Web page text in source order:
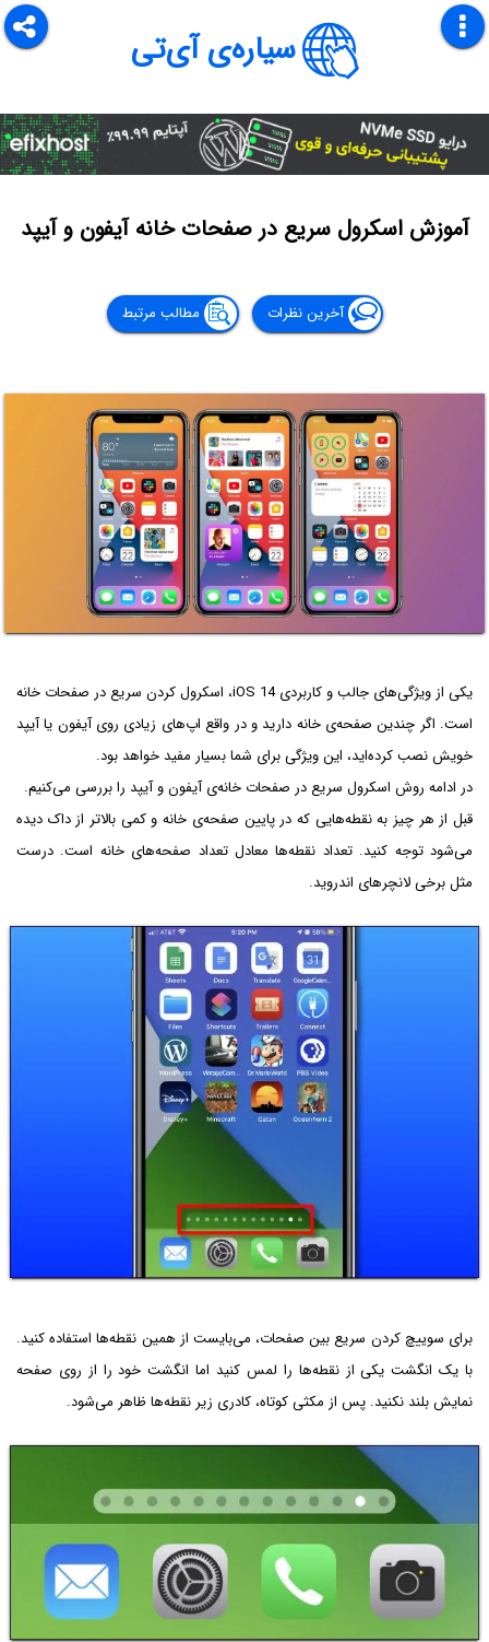
سیاره‌ی آی‌تی
آموزش اسکرول سریع در صفحات خانه آیفون و آیپد
آخرین نظرات مطالب مرتبط
یکی از ویژگی‌های جالب و کاربردی iOS 14، اسکرول کردن سریع در صفحات خانه
است. اگر چندین صفحه‌ی خانه دارید و در واقع اپ‌های زیادی روی آیفون یا آیپد
خویش نصب کرده‌اید، این ویژگی برای شما بسیار مفید خواهد بود.
در ادامه روش اسکرول سریع در صفحات خانه‌ی آیفون و آیپد را بررسی می‌کنیم.
قبل از هر چیز به نقطه‌هایی که در پایین صفحه‌ی خانه و کمی بالاتر از داک دیده
می‌شود توجه کنید. تعداد نقطه‌ها معادل تعداد صفحه‌های خانه است. درست
مثل برخی لانچرهای اندروید.
برای سوییچ کردن سریع بین صفحات، می‌بایست از همین نقطه‌ها استفاده کنید.
با یک انگشت یکی از نقطه‌ها را لمس کنید اما انگشت خود را از روی صفحه
نمایش بلند نکنید. پس از مکثی کوتاه، کادری زیر نقطه‌ها ظاهر می‌شود.